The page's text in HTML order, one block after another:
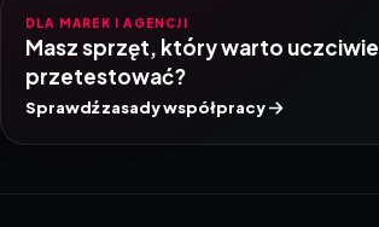
DLA MAREK I AGENCJI
Masz sprzęt, który warto uczciwie
przetestować?
Sprawdź zasady współpracy